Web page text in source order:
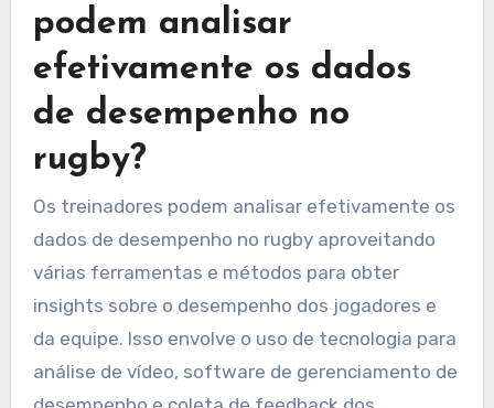
podem analisar
efetivamente os dados
de desempenho no
rugby?
Os treinadores podem analisar efetivamente os
dados de desempenho no rugby aproveitando
várias ferramentas e métodos para obter
insights sobre o desempenho dos jogadores e
da equipe. Isso envolve o uso de tecnologia para
análise de vídeo, software de gerenciamento de